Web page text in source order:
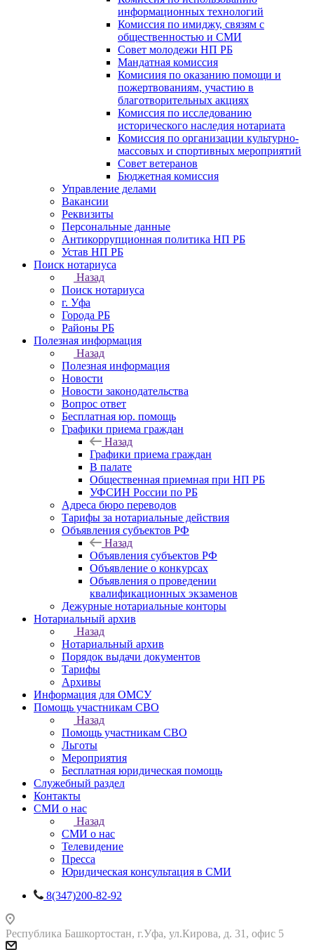
информационных технологий
Комиссия по имиджу, связям с
общественностью и СМИ
Совет молодежи НП РБ
Мандатная комиссия
Комисиия по оказанию помощи и
пожертвованиям, участию в
благотворительных акциях
Комиссия по исследованию
исторического наследия нотариата
Комиссия по организации культурно-
массовых и спортивных мероприятий
Совет ветеранов
Бюджетная комиссия
Управление делами
Вакансии
Реквизиты
Персональные данные
Антикоррупционная политика НП РБ
Устав НП РБ
Поиск нотариуса
Назад
Поиск нотариуса
г. Уфа
Города РБ
Районы РБ
Полезная информация
Назад
Полезная информация
Новости
Новости законодательства
Вопрос ответ
Бесплатная юр. помощь
Графики приема граждан
Назад
Графики приема граждан
В палате
Общественная приемная при НП РБ
УФСИН России по РБ
Адреса бюро переводов
Тарифы за нотариальные действия
Объявления субъектов РФ
Назад
Объявления субъектов РФ
Объявление о конкурсах
Объявления о проведении
квалификационных экзаменов
Дежурные нотариальные конторы
Нотариальный архив
Назад
Нотариальный архив
Порядок выдачи документов
Тарифы
Архивы
Информация для ОМСУ
Помощь участникам СВО
Назад
Помощь участникам СВО
Льготы
Мероприятия
Бесплатная юридическая помощь
Служебный раздел
Контакты
СМИ о нас
Назад
СМИ о нас
Телевидение
Пресса
Юридическая консультация в СМИ
8(347)200-82-92
Республика Башкортостан, г.Уфа, ул.Кирова, д. 31, офис 5